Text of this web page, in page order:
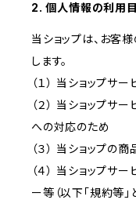
2. 個人情報の利用
当ショップは、お客
します。
（１） 当ショップサ
（２） 当ショップサ
への対応のため
（３） 当ショップの
（４） 当ショップサ
ー等（以下「規約等